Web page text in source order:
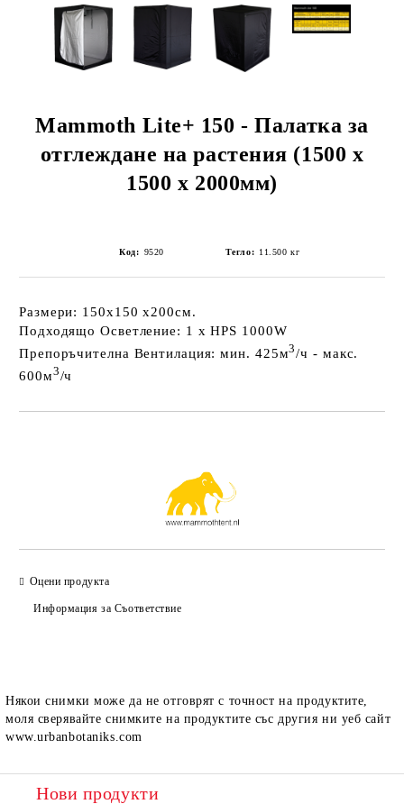
Mammoth Lite+ 150 - Палатка за
отглеждане на растения (1500 x
1500 x 2000мм)
Код: 9520 Тегло: 11.500 кг
Размери: 150x150 x200см.
Подходящо Осветление: 1 x HPS 1000W
Препоръчителна Вентилация:мин. 425м3/ч - макс.
600м3/ч
Оцени продукта
Информация за Съответствие
Някои снимки може да не отговрят с точност на продуктите,
моля сверявайте снимките на продуктите със другия ни уеб сайт
www.urbanbotaniks.com
Нови продукти